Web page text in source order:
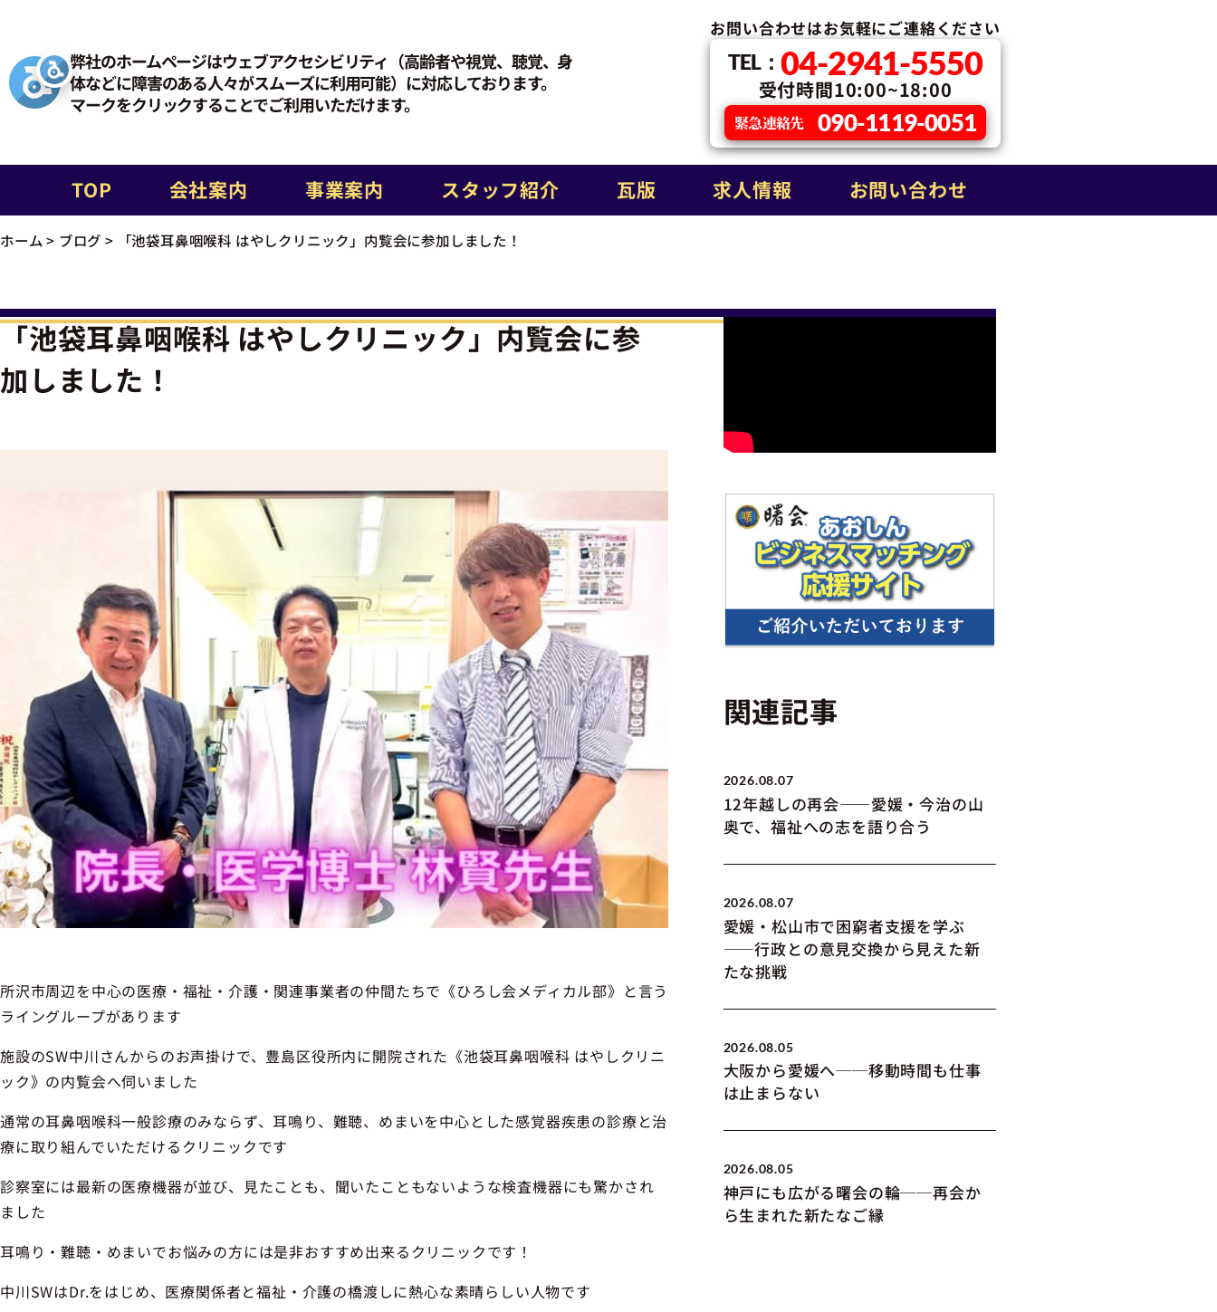
弊社のホームページはウェブアクセシビリティ（高齢者や視覚、聴覚、身
体などに障害のある人々がスムーズに利用可能）に対応しております。
マークをクリックすることでご利用いただけます。
お問い合わせはお気軽にご連絡ください
TEL： 04-2941-5550
受付時間10:00~18:00
緊急連絡先 090-1119-0051
TOP 会社案内 事業案内 スタッフ紹介 瓦版 求人情報 お問い合わせ
ホーム > ブログ > 「池袋耳鼻咽喉科 はやしクリニック」内覧会に参加しました！
「池袋耳鼻咽喉科 はやしクリニック」内覧会に参
加しました！
所沢市周辺を中心の医療・福祉・介護・関連事業者の仲間たちで《ひろし会メディカル部》と言う
ライングループがあります
施設のSW中川さんからのお声掛けで、豊島区役所内に開院された《池袋耳鼻咽喉科 はやしクリニ
ック》の内覧会へ伺いました
通常の耳鼻咽喉科一般診療のみならず、耳鳴り、難聴、めまいを中心とした感覚器疾患の診療と治
療に取り組んでいただけるクリニックです
診察室には最新の医療機器が並び、見たことも、聞いたこともないような検査機器にも驚かされ
ました
耳鳴り・難聴・めまいでお悩みの方には是非おすすめ出来るクリニックです！
中川SWはDr.をはじめ、医療関係者と福祉・介護の橋渡しに熱心な素晴らしい人物です
関連記事
2026.08.07
12年越しの再会――愛媛・今治の山
奥で、福祉への志を語り合う
2026.08.07
愛媛・松山市で困窮者支援を学ぶ
――行政との意見交換から見えた新
たな挑戦
2026.08.05
大阪から愛媛へ──移動時間も仕事
は止まらない
2026.08.05
神戸にも広がる曙会の輪──再会か
ら生まれた新たなご縁